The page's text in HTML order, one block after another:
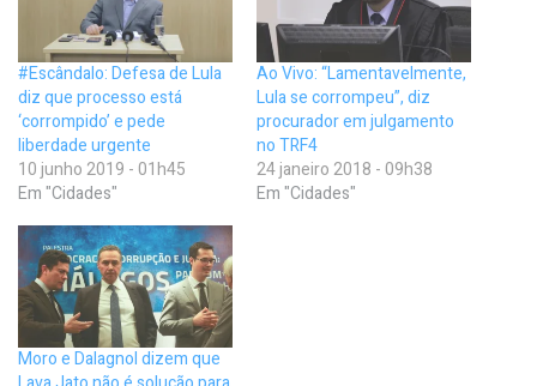
#Escândalo: Defesa de Lula
diz que processo está
‘corrompido’ e pede
liberdade urgente
10 junho 2019 - 01h45
Em "Cidades"
Ao Vivo: “Lamentavelmente,
Lula se corrompeu”, diz
procurador em julgamento
no TRF4
24 janeiro 2018 - 09h38
Em "Cidades"
Moro e Dalagnol dizem que